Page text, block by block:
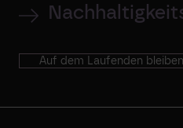
Auf dem Laufenden bleiben